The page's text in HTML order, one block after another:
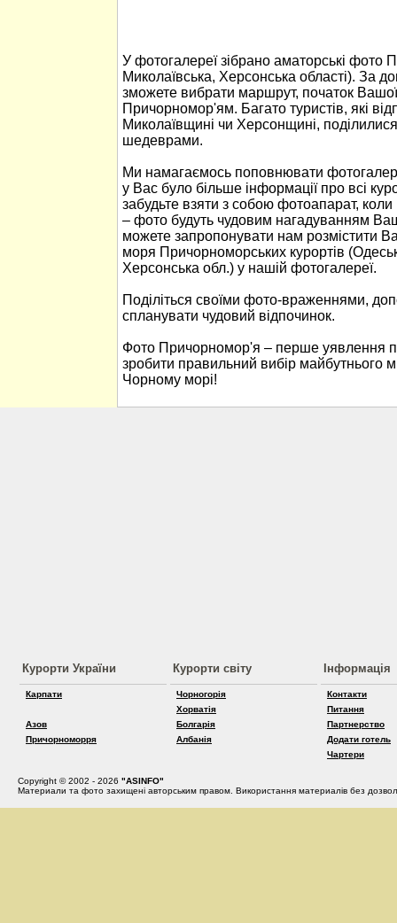
У фотогалереї зібрано аматорські фото
Миколаївська, Херсонська області). За
зможете вибрати маршрут, початок
Причорномор'ям. Багато туристів, які
Миколаївщині чи Херсонщині,
шедеврами.
Ми намагаємось поповнювати
у Вас було більше інформації про всі
забудьте взяти з собою фотоапарат,
– фото будуть чудовим нагадуванням
можете запропонувати нам розмістити
моря Причорноморських курортів
Херсонська обл.) у нашій фотогалереї.
Поділіться своїми фото-враженнями,
спланувати чудовий відпочинок.
Фото Причорномор'я – перше уявлення
зробити правильний вибір майбутнього
Чорному морі!
Курорти України
Карпати
Азов
Причорноморря
Курорти світу
Чорногорія
Хорватія
Болгарія
Албанія
Інформація
Контакти
Питання
Партнерство
Додати готель
Чартери
Copyright © 2002 - 2026 "ASINFO"
Материали та фото захищені авторським правом. Використання материалів без